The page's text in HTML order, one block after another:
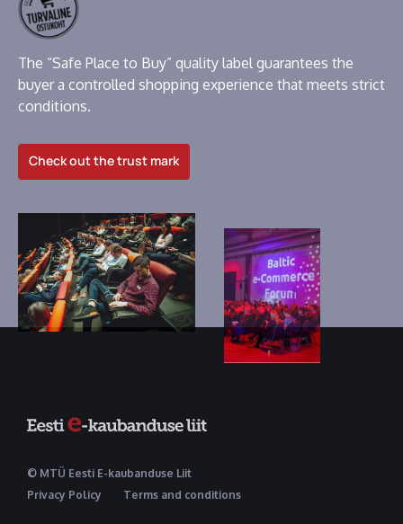
The “Safe Place to Buy” quality label guarantees the
buyer a controlled shopping experience that meets strict
conditions.
Check out the trust mark
© MTÜ Eesti E-kaubanduse Liit
Privacy Policy
Terms and conditions